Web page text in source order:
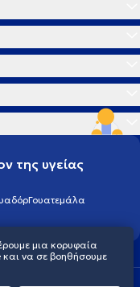
της υγείας
Γουατεμάλα
μια κορυφαία
να σε βοηθήσουμε